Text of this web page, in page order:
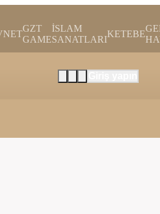
GZT
GAME
İSLAM
SANATLARI
KETEBE